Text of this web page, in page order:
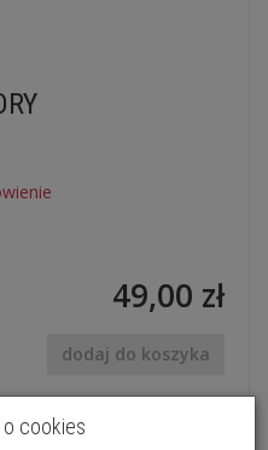
49,00 zł
dodaj do koszyka
cookies